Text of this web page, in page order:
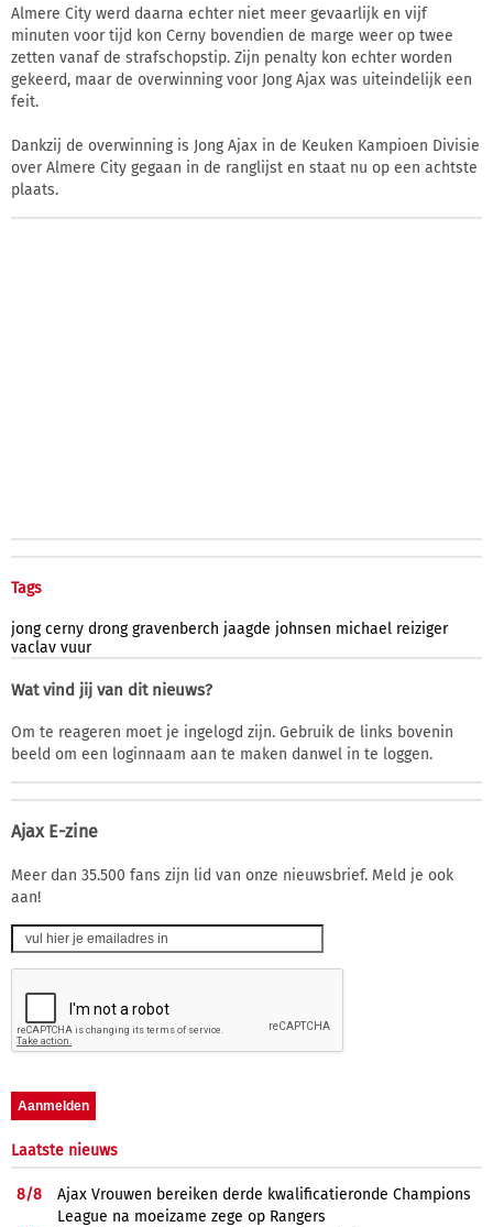
Almere City werd daarna echter niet meer gevaarlijk en vijf
minuten voor tijd kon Cerny bovendien de marge weer op twee
zetten vanaf de strafschopstip. Zijn penalty kon echter worden
gekeerd, maar de overwinning voor Jong Ajax was uiteindelijk een
feit.
Dankzij de overwinning is Jong Ajax in de Keuken Kampioen Divisie
over Almere City gegaan in de ranglijst en staat nu op een achtste
plaats.
Tags
jong cerny drong gravenberch jaagde johnsen michael reiziger
vaclav vuur
Wat vind jij van dit nieuws?
Om te reageren moet je ingelogd zijn. Gebruik de links bovenin
beeld om een loginnaam aan te maken danwel in te loggen.
Ajax E-zine
Meer dan 35.500 fans zijn lid van onze nieuwsbrief. Meld je ook
aan!
Laatste nieuws
8/8
Ajax Vrouwen bereiken derde kwalificatieronde Champions
League na moeizame zege op Rangers